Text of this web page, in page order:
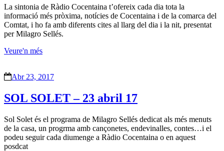
La sintonia de Ràdio Cocentaina t’ofereix cada dia tota la
informació més pròxima, notícies de Cocentaina i de la comarca del
Comtat, i ho fa amb diferents cites al llarg del dia i la nit, presentat
per Milagro Sellés.
Veure'n més
Abr 23, 2017
SOL SOLET – 23 abril 17
Sol Solet és el programa de Milagro Sellés dedicat als més menuts
de la casa, un progrma amb cançonetes, endevinalles, contes…i el
podeu seguir cada diumenge a Ràdio Cocentaina o en aquest
posdcat